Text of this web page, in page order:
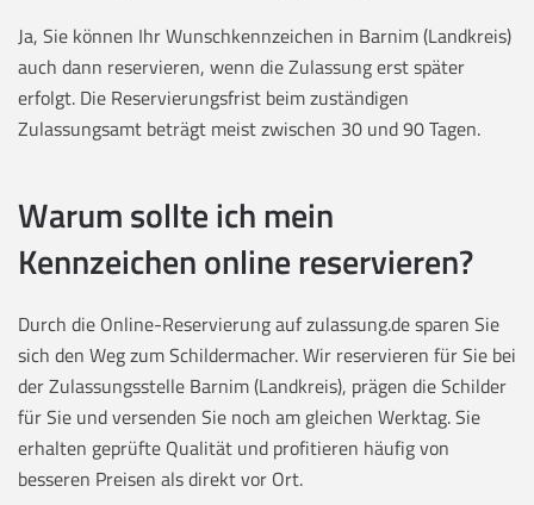
Ja, Sie können Ihr Wunschkennzeichen in Barnim (Landkreis)
auch dann reservieren, wenn die Zulassung erst später
erfolgt. Die Reservierungsfrist beim zuständigen
Zulassungsamt beträgt meist zwischen 30 und 90 Tagen.
Warum sollte ich mein
Kennzeichen online reservieren?
Durch die Online-Reservierung auf zulassung.de sparen Sie
sich den Weg zum Schildermacher. Wir reservieren für Sie bei
der Zulassungsstelle Barnim (Landkreis), prägen die Schilder
für Sie und versenden Sie noch am gleichen Werktag. Sie
erhalten geprüfte Qualität und profitieren häufig von
besseren Preisen als direkt vor Ort.